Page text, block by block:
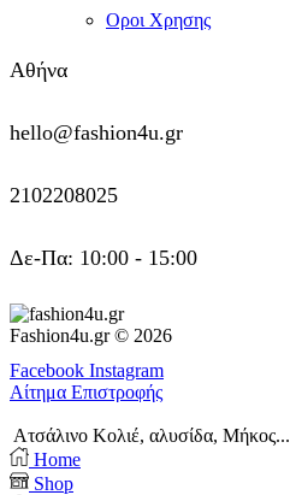
Οροι Χρησης
Αθήνα
hello@fashion4u.gr
2102208025
Δε-Πα: 10:00 - 15:00
Fashion4u.gr © 2026
Facebook Instagram
Αίτημα Επιστροφής
Ατσάλινο Κολιέ, αλυσίδα, Μήκος...
Home
Shop